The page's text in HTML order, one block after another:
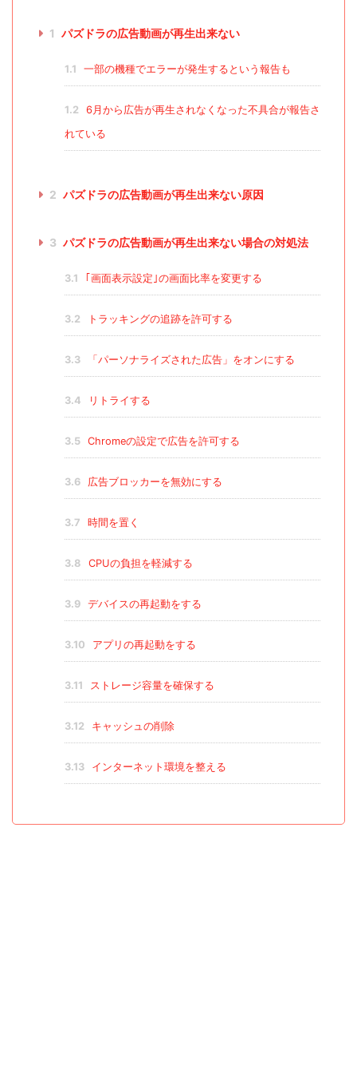
1 パズドラの広告動画が再生出来ない
1.1 一部の機種でエラーが発生するという報告も
1.2
6月から広告が再生されなくなった不具合が報告さ
れている
2 パズドラの広告動画が再生出来ない原因
3 パズドラの広告動画が再生出来ない場合の対処法
3.1 ｢画面表示設定｣の画面比率を変更する
3.2 トラッキングの追跡を許可する
3.3 「パーソナライズされた広告」をオンにする
3.4 リトライする
3.5 Chromeの設定で広告を許可する
3.6 広告ブロッカーを無効にする
3.7 時間を置く
3.8 CPUの負担を軽減する
3.9 デバイスの再起動をする
3.10 アプリの再起動をする
3.11 ストレージ容量を確保する
3.12 キャッシュの削除
3.13 インターネット環境を整える